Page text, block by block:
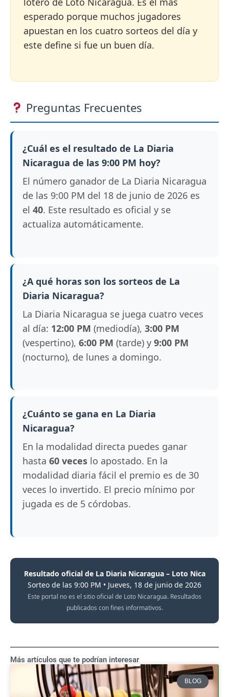
esperado porque muchos jugadores
apuestan en los cuatro sorteos del día y
este define si fue un buen día.
Preguntas Frecuentes
¿Cuál es el resultado de La Diaria
Nicaragua de las 9:00 PM hoy?
El número ganador de La Diaria Nicaragua
de las 9:00 PM del 18 de junio de 2026 es
el 40. Este resultado es oficial y se
actualiza automáticamente.
¿A qué horas son los sorteos de La
Diaria Nicaragua?
La Diaria Nicaragua se juega cuatro veces
al día: 12:00 PM (mediodía), 3:00 PM
(vespertino), 6:00 PM (tarde) y 9:00 PM
(nocturno), de lunes a domingo.
¿Cuánto se gana en La Diaria
Nicaragua?
En la modalidad directa puedes ganar
hasta 60 veces lo apostado. En la
modalidad diaria fácil el premio es de 30
veces lo invertido. El precio mínimo por
jugada es de 5 córdobas.
Resultado oficial de La Diaria Nicaragua – Loto Nica
Sorteo de las 9:00 PM • Jueves, 18 de junio de 2026
Este portal no es el sitio oficial de Loto Nicaragua. Resultados
publicados con fines informativos.
Más artículos que te podrían interesar
BLOG